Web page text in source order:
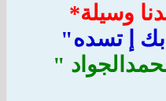
وسيلة*
إ تسده"
"